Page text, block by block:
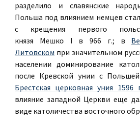
разделило и славянские
Польша под влиянием немцев
с крещения первого
князя Мешко I в 966 г.; в
Литовском при значительном
населении доминирование
после Кревской унии с
Брестская церковная уния 1596
влияние западной Церкви еще
виде католичества восточного